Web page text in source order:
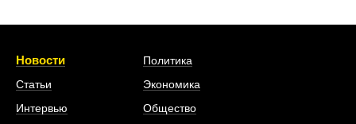
Новости
Статьи
Интервью
Политика
Экономика
Общество